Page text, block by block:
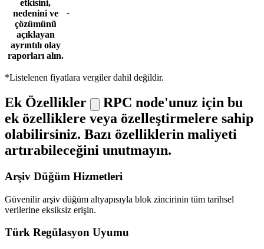
etkisini,
nedenini ve
çözümünü
açıklayan
ayrıntılı olay
raporları alın.
-
*Listelenen fiyatlara vergiler dahil değildir.
Ek Özellikler
RPC node'unuz için bu
ek özelliklere veya özelleştirmelere sahip
olabilirsiniz. Bazı özelliklerin maliyeti
artırabileceğini unutmayın.
Arşiv Düğüm Hizmetleri
Güvenilir arşiv düğüm altyapısıyla blok zincirinin tüm tarihsel
verilerine eksiksiz erişin.
Türk Regülasyon Uyumu